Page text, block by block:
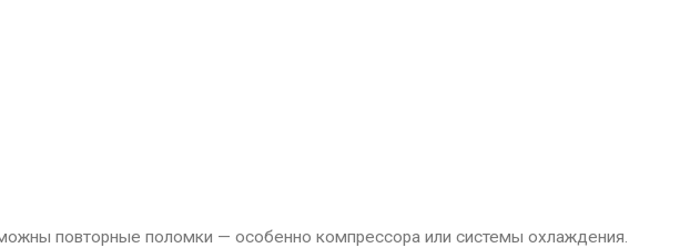
повторные поломки — особенно компрессора или системы охлаждения.